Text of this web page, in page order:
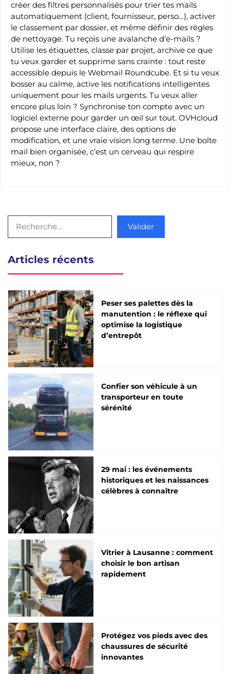
créer des filtres personnalisés pour trier tes mails
automatiquement (client, fournisseur, perso…), activer
le classement par dossier, et même définir des règles
de nettoyage. Tu reçois une avalanche d’e-mails ?
Utilise les étiquettes, classe par projet, archive ce que
tu veux garder et supprime sans crainte : tout reste
accessible depuis le Webmail Roundcube. Et si tu veux
bosser au calme, active les notifications intelligentes
uniquement pour les mails urgents. Tu veux aller
encore plus loin ? Synchronise ton compte avec un
logiciel externe pour garder un œil sur tout. OVHcloud
propose une interface claire, des options de
modification, et une vraie vision long terme. Une boîte
mail bien organisée, c’est un cerveau qui respire
mieux, non ?
Valider
Articles récents
Peser ses palettes dès la
manutention : le réflexe qui
optimise la logistique
d’entrepôt
Confier son véhicule à un
transporteur en toute
sérénité
29 mai : les événements
historiques et les naissances
célèbres à connaître
Vitrier à Lausanne : comment
choisir le bon artisan
rapidement
Protégez vos pieds avec des
chaussures de sécurité
innovantes